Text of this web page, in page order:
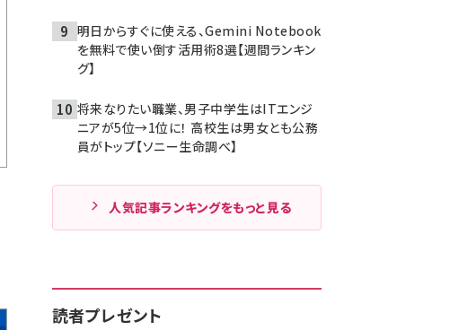
明日からすぐに使える、Gemini Notebook
を無料で使い倒す活用術8選【週間ランキン
グ】
将来なりたい職業、男子中学生はITエンジ
ニアが5位→1位に！ 高校生は男女とも公務
員がトップ【ソニー生命調べ】
人気記事ランキングをもっと見る
読者プレゼント